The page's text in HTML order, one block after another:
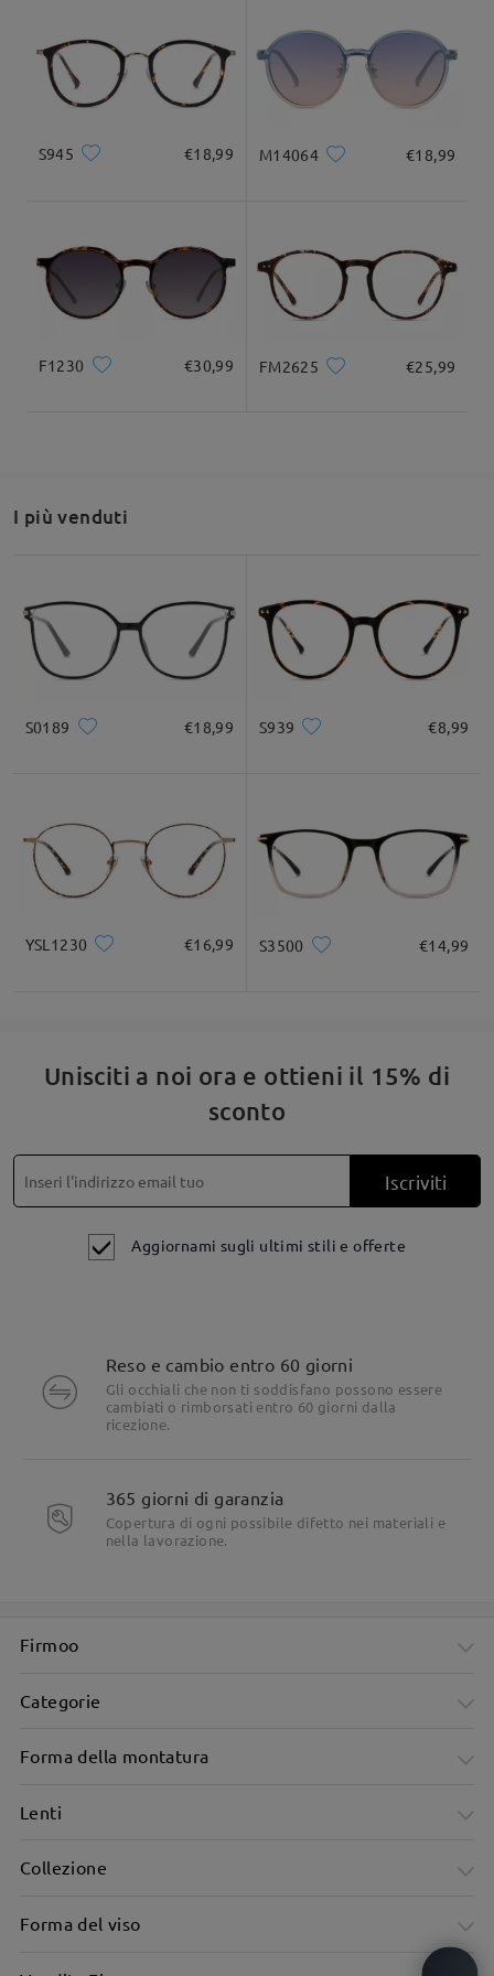
Dimensione del prodotto
Larghezza totale
127mm/ 5pollici
Lunghezza del tempio
145mm/ 5.71pollici
Quadrato Cuore Diamante Ovale
Descrizione del prodotto
Consegnato
S945 €18,99 M14064 €18,99
F1230 €30,99 FM2625 €25,99
I più venduti
S0189 €18,99 S939 €8,99
YSL1230 €16,99 S3500 €14,99
Unisciti a noi ora e ottieni il 15% di
sconto
Iscriviti
Aggiornami sugli ultimi stili e offerte
Reso e cambio entro 60 giorni
Gli occhiali che non ti soddisfano possono essere
cambiati o rimborsati entro 60 giorni dalla
ricezione.
365 giorni di garanzia
Copertura di ogni possibile difetto nei materiali e
nella lavorazione.
Firmoo
Categorie
Forma della montatura
Lenti
Collezione
Forma del viso